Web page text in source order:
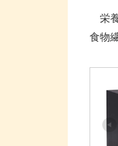
栄養
食物